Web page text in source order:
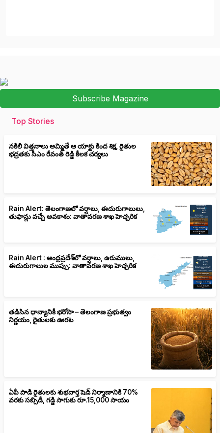
Subscribe Magazine
Top Stories
నకిలీ విత్తనాలు అమ్మితే ఆ యాక్టు కింద శిక్ష, రైతుల
భద్రతకు సీఎం రేవంత్ రెడ్డి కీలక చర్యలు
Rain Alert: తెలంగాణలో వర్షాలు, ఈదురుగాలులు,
తుఫాన్లు వచ్చే అవకాశం: వాతావరణ శాఖ హెచ్చరిక
Rain Alert : ఆంధ్రప్రదేశ్‌లో వర్షాలు, ఉరుములు,
ఈదురుగాలుల ముప్పు: వాతావరణ శాఖ హెచ్చరిక
తడిసిన ధాన్యానికీ భరోసా – తెలంగాణ ప్రభుత్వం
నిర్ణయం, రైతులకు ఊరట
ఏపీ పాడి రైతులకు శుభవార్త షెడ్ నిర్మాణానికి 70%
వరకు సబ్సిడీ, గడ్డి సాగుకు రూ.15,000 సాయం